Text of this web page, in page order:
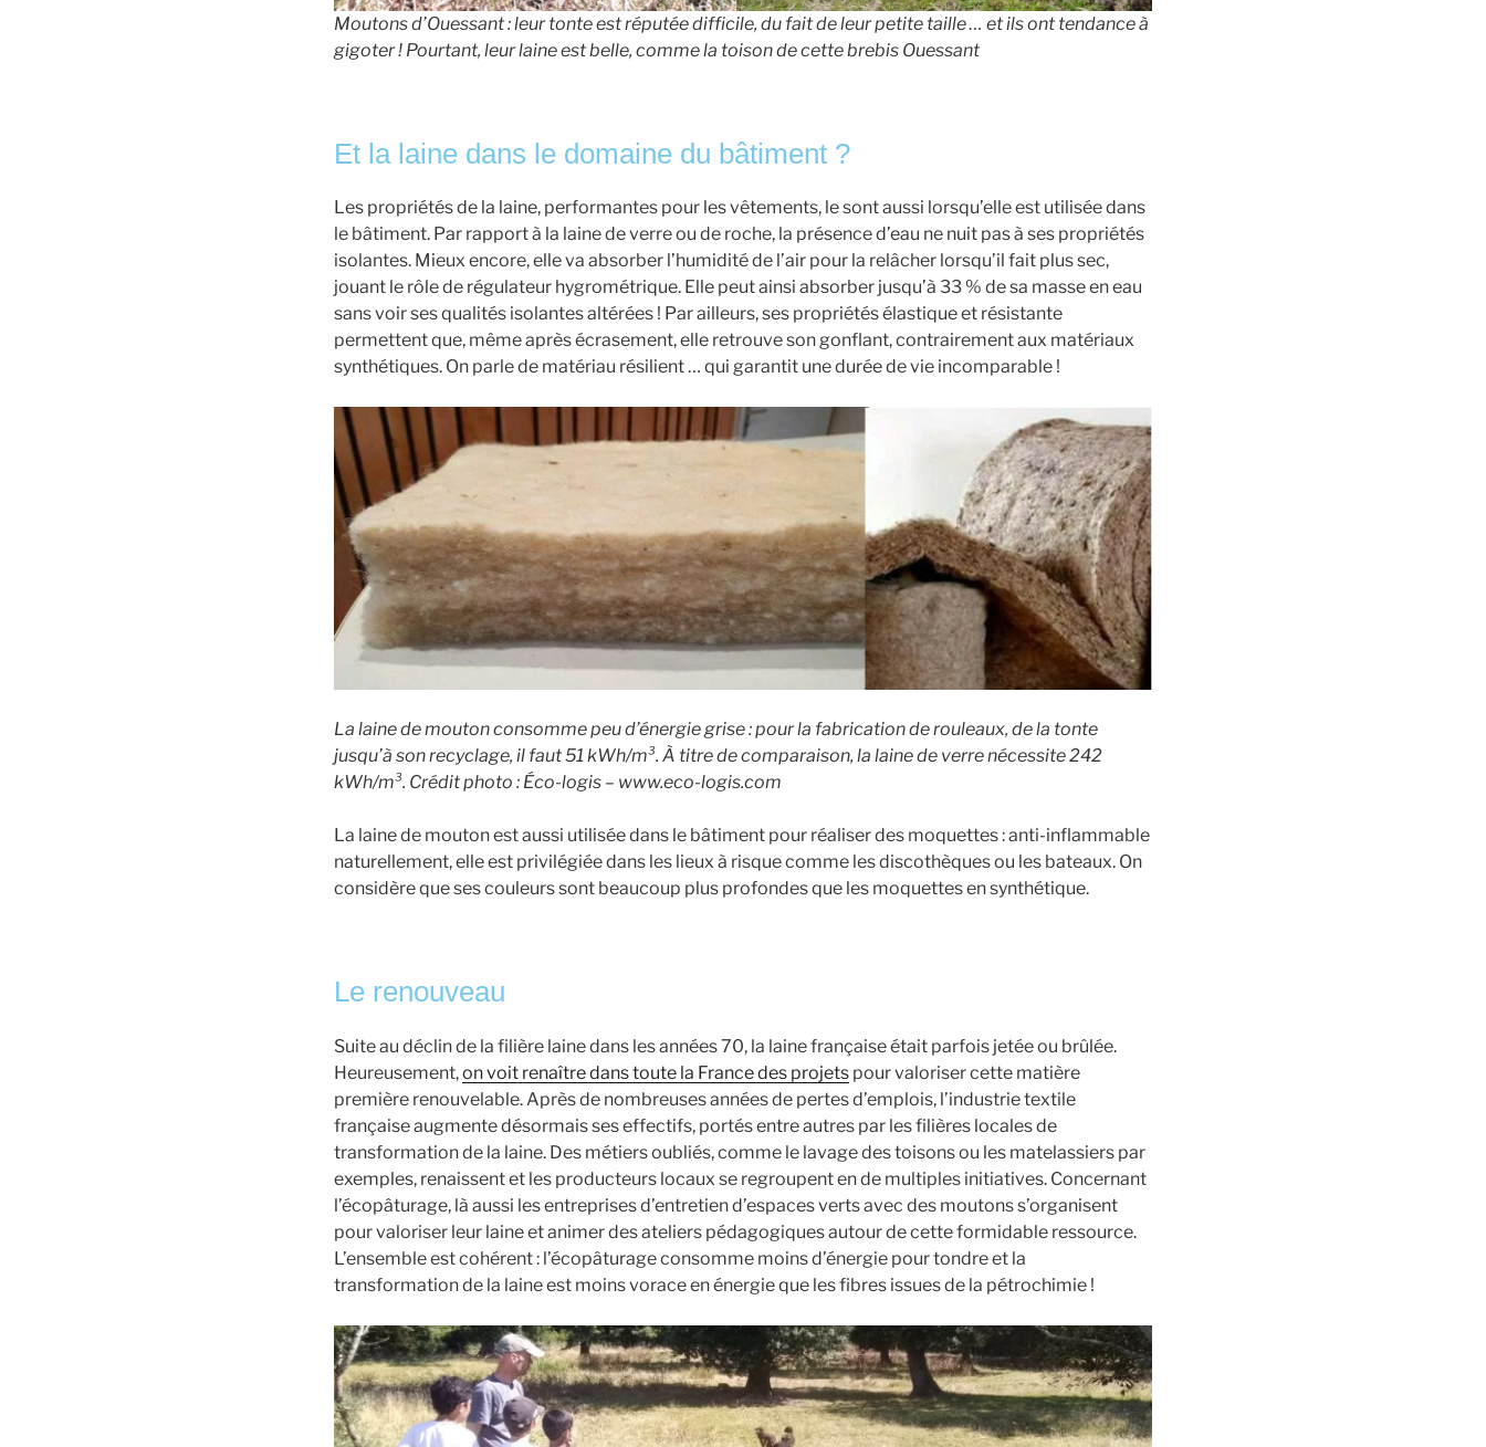
Moutons d’Ouessant : leur tonte est réputée difficile, du fait de leur petite taille … et ils ont tendance à
gigoter ! Pourtant, leur laine est belle, comme la toison de cette brebis Ouessant
Et la laine dans le domaine du bâtiment ?
Les propriétés de la laine, performantes pour les vêtements, le sont aussi lorsqu’elle est utilisée dans
le bâtiment. Par rapport à la laine de verre ou de roche, la présence d’eau ne nuit pas à ses propriétés
isolantes. Mieux encore, elle va absorber l’humidité de l’air pour la relâcher lorsqu’il fait plus sec,
jouant le rôle de régulateur hygrométrique. Elle peut ainsi absorber jusqu’à 33 % de sa masse en eau
sans voir ses qualités isolantes altérées ! Par ailleurs, ses propriétés élastique et résistante
permettent que, même après écrasement, elle retrouve son gonflant, contrairement aux matériaux
synthétiques. On parle de matériau résilient … qui garantit une durée de vie incomparable !
La laine de mouton consomme peu d’énergie grise : pour la fabrication de rouleaux, de la tonte
jusqu’à son recyclage, il faut 51 kWh/m³. À titre de comparaison, la laine de verre nécessite 242
kWh/m³. Crédit photo : Éco-logis – www.eco-logis.com
La laine de mouton est aussi utilisée dans le bâtiment pour réaliser des moquettes : anti-inflammable
naturellement, elle est privilégiée dans les lieux à risque comme les discothèques ou les bateaux. On
considère que ses couleurs sont beaucoup plus profondes que les moquettes en synthétique.
Le renouveau
Suite au déclin de la filière laine dans les années 70, la laine française était parfois jetée ou brûlée.
Heureusement,on voit renaître dans toute la France des projets pour valoriser cette matière
première renouvelable. Après de nombreuses années de pertes d’emplois, l’industrie textile
française augmente désormais ses effectifs, portés entre autres par les filières locales de
transformation de la laine. Des métiers oubliés, comme le lavage des toisons ou les matelassiers par
exemples, renaissent et les producteurs locaux se regroupent en de multiples initiatives. Concernant
l’écopâturage, là aussi les entreprises d’entretien d’espaces verts avec des moutons s’organisent
pour valoriser leur laine et animer des ateliers pédagogiques autour de cette formidable ressource.
L’ensemble est cohérent : l’écopâturage consomme moins d’énergie pour tondre et la
transformation de la laine est moins vorace en énergie que les fibres issues de la pétrochimie !